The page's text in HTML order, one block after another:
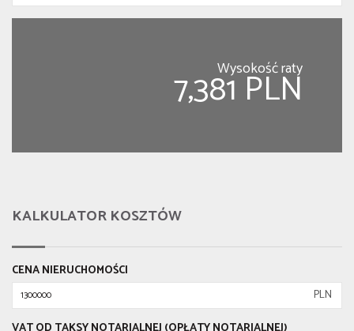
Wysokość raty
7,381 PLN
KALKULATOR KOSZTÓW
CENA NIERUCHOMOŚCI
PLN